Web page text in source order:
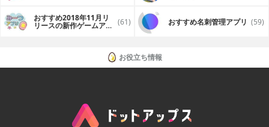
おすすめ2018年11月リ
リースの新作ゲームアプ (61) おすすめ名刺管理アプリ (59)
お役立ち情報